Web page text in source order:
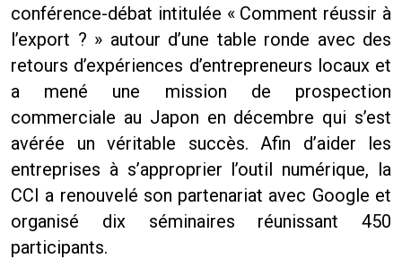
conférence-débat intitulée « Comment réussir à
l’export ? » autour d’une table ronde avec des
retours d’expériences d’entrepreneurs locaux et
a mené une mission de prospection
commerciale au Japon en décembre qui s’est
avérée un véritable succès. Afin d’aider les
entreprises à s’approprier l’outil numérique, la
CCI a renouvelé son partenariat avec Google et
organisé dix séminaires réunissant 450
participants.